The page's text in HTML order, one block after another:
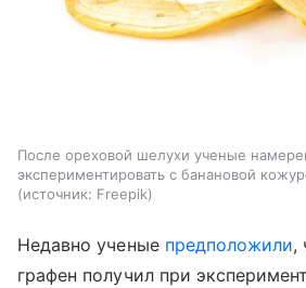
После ореховой шелухи ученые
экспериментировать с банановой
источник: Freepik
Недавно ученые предположили,
графен получил при